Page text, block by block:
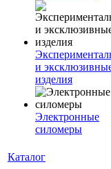
и
изделия
Электронные
силомеры
Каталог